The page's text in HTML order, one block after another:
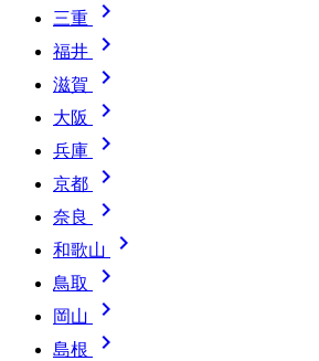
三重 
福井 
滋賀 
大阪 
兵庫 
京都 
奈良 
和歌山 
鳥取 
岡山 
島根 